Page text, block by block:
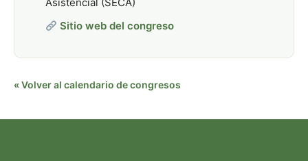
Sitio web del congreso
« Volver al calendario de congresos